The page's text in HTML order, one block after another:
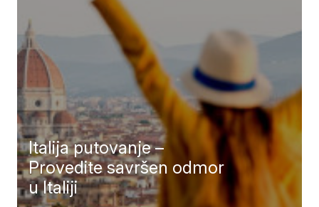
Italija putovanje –
Provedite savršen odmor
u Italiji